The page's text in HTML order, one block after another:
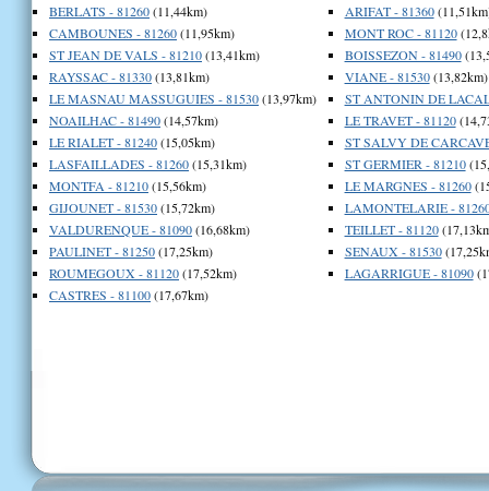
BERLATS - 81260(11,44km)
CAMBOUNES - 81260(11,95km)
ST JEAN DE VALS - 81210(13,41km)
RAYSSAC - 81330(13,81km)
LE MASNAU MASSUGUIES - 81530(13,97km)
NOAILHAC - 81490(14,57km)
LE RIALET - 81240(15,05km)
LASFAILLADES - 81260(15,31km)
MONTFA - 81210(15,56km)
GIJOUNET - 81530(15,72km)
VALDURENQUE - 81090(16,68km)
PAULINET - 81250(17,25km)
ROUMEGOUX - 81120(17,52km)
CASTRES - 81100(17,67km)
ARIFAT - 81360
MONT ROC - 81120
BOISSEZON - 81490
VIANE - 81530(13,82km)
ST ANTONIN DE
LE TRAVET - 81120
ST SALVY DE
ST GERMIER - 81210
LE MARGNES - 81260
LAMONTELARIE -
TEILLET - 81120
SENAUX - 81530
LAGARRIGUE - 81090